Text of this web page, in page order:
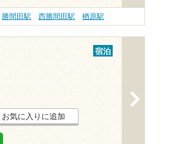
勝間田駅 西勝間田駅 楢原駅
宿泊
お気に入りに追加